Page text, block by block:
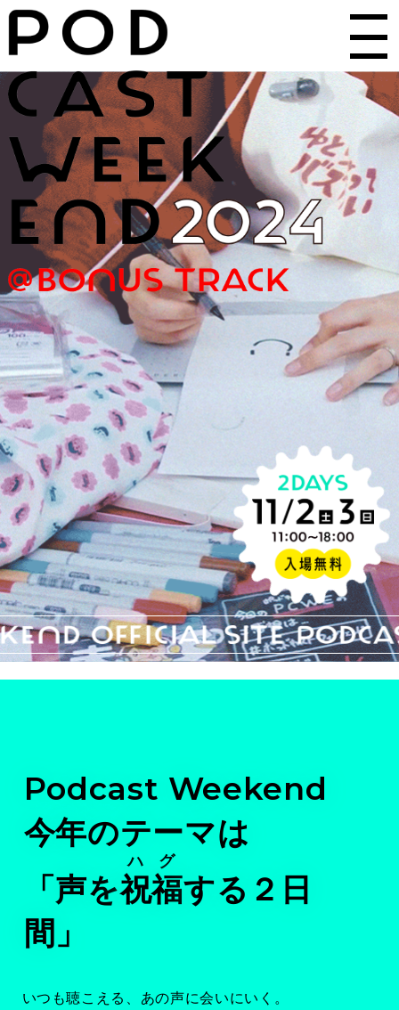
Podcast Weekend
今年のテーマは
「声を祝福
ハグ
する２日
間」
いつも聴こえる、あの声に会いにいく。